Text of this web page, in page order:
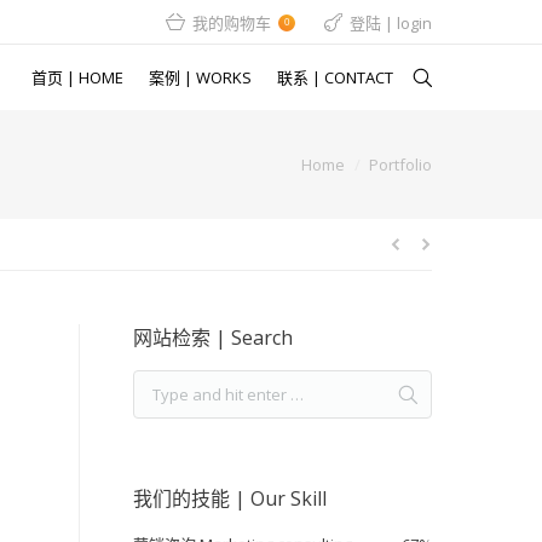
我的购物车 0 登陆 | login
首页 | HOME 案例 | WORKS 联系 | CONTACT
Home Portfolio
网站检索 | Search
我们的技能 | Our Skill